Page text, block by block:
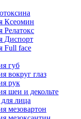
Ксеомин
Релатокс
Диспорт
Full face
губ
вокруг глаз
рук
шеи и декольте
лица
мезовартон